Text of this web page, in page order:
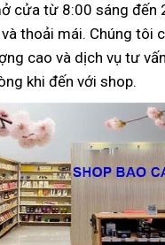
cửa từ 8:00 sáng đến
thoải mái. Chúng tôi
cao và dịch vụ tư
khi đến với shop.